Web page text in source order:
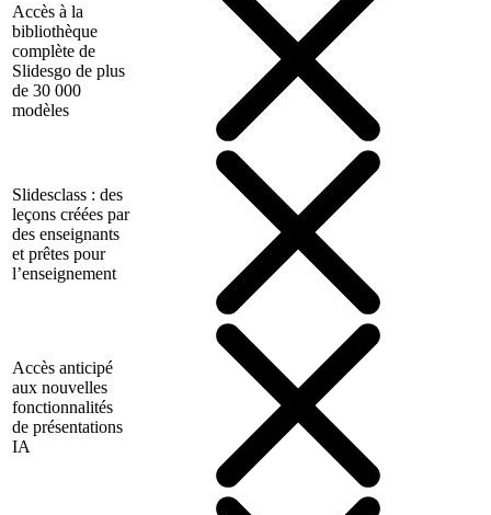
Accès à la
bibliothèque
complète de
Slidesgo de plus
de 30 000
modèles
Slidesclass : des
leçons créées par
des enseignants
et prêtes pour
l’enseignement
Accès anticipé
aux nouvelles
fonctionnalités
de présentations
IA